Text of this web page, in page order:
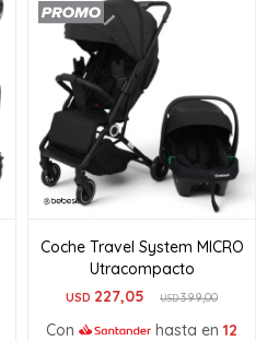
Coche Travel System MICRO
Utracompacto
USD 227,05 USD399,00
Con hasta en 12